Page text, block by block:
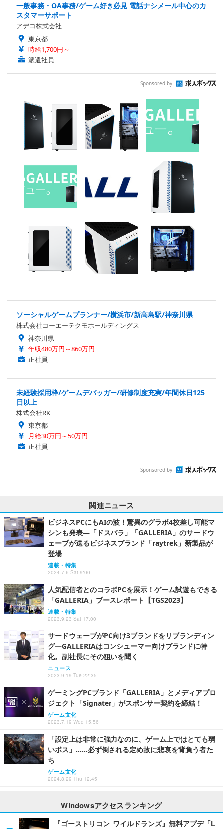
一般事務・OA事務/ゲーム好き必見 電話ナシメール中心のカ
スタマーサポート
アデコ株式会社
東京都
時給1,700円～
派遣社員
Sponsored by
ソーシャルゲームプランナー/横浜市/新高島駅/神奈川県
株式会社コーエーテクモホールディングス
神奈川県
年収480万円～860万円
正社員
未経験採用枠/ゲームデバッガー/研修制度充実/年間休日125
日以上
株式会社RK
東京都
月給30万円～50万円
正社員
Sponsored by
関連ニュース
ビジネスPCにもAIの波！驚異のグラボ4枚差し可能マ
シンも発表―「ドスパラ」「GALLERIA」のサードウ
ェーブが送るビジネスブランド「raytrek」新製品が
登場
連載・特集
2024.7.6 Sat 9:00
人気配信者とのコラボPCを展示！ゲーム試遊もできる
「GALLERIA」ブースレポート【TGS2023】
連載・特集
2023.9.23 Sat 17:00
サードウェーブがPC向け3ブランドをリブランディン
グ―GALLERIAはコンシューマー向けブランドに特
化。副社長にその狙いを聞く
ニュース
2023.9.19 Tue 22:35
ゲーミングPCブランド「GALLERIA」とメディアプロ
ジェクト「Signater」がスポンサー契約を締結！
ゲーム文化
2023.7.19 Wed 15:56
「設定上は非常に強力なのに、ゲーム上ではとても弱
いボス」……必ず倒される定め故に悲哀を背負う者た
ち
ゲーム文化
2024.8.29 Thu 12:45
Windowsアクセスランキング
『ゴーストリコン ワイルドランズ』無料アプデ「L